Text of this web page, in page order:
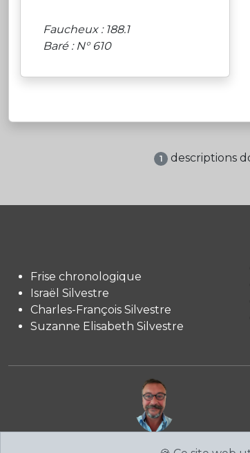
Faucheux : 188.1
Baré : N° 610
1 descriptions
Frise chronologique
Israël Silvestre
Charles-François Silvestre
Suzanne Elisabeth Silvestre